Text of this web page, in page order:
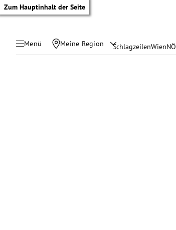
Zum Hauptinhalt der Seite
Menü Meine Region SchlagzeilenWienNÖ